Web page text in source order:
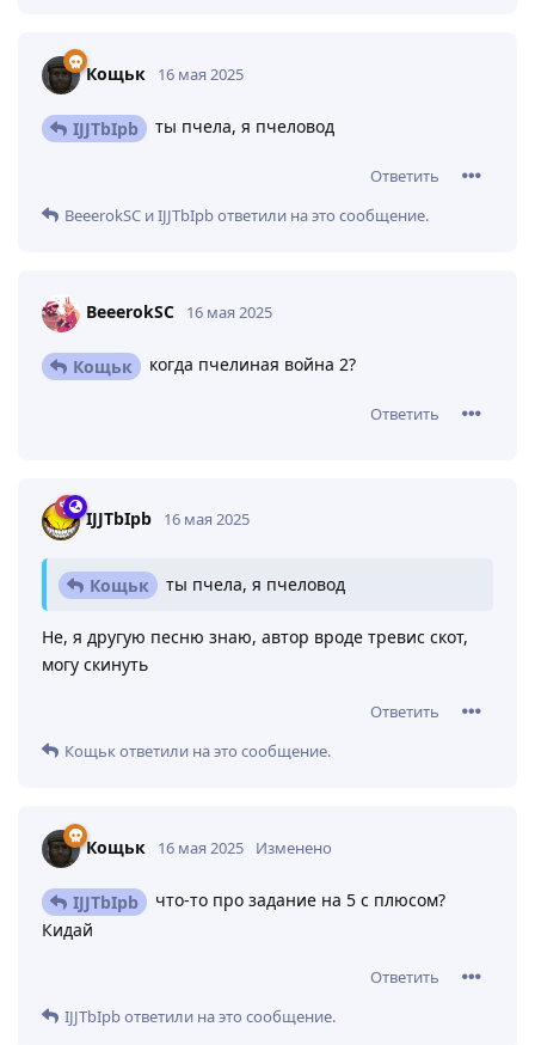
Кощьк 16 мая 2025
IJJTbIpb ты пчела, я пчеловод
Ответить
BeeerokSC иIJJTbIpbответили на это сообщение.
BeeerokSC 16 мая 2025
Кощьк когда пчелиная война 2?
Ответить
IJJTbIpb 16 мая 2025
Кощьк ты пчела, я пчеловод
Не, я другую песню знаю, автор вроде тревис скот,
могу скинуть
Ответить
Кощькответили на это сообщение.
Кощьк 16 мая 2025 Изменено
IJJTbIpb
что-то про задание на 5 с плюсом?
Кидай
Ответить
IJJTbIpbответили на это сообщение.